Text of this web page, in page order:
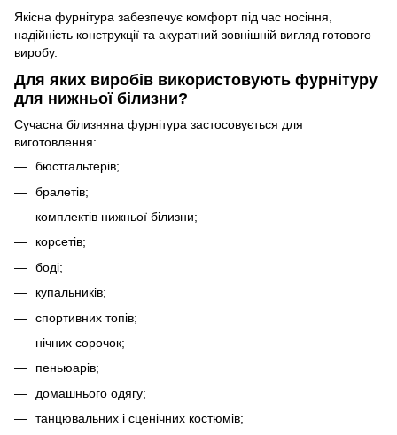
Якісна фурнітура забезпечує комфорт під час носіння,
надійність конструкції та акуратний зовнішній вигляд готового
виробу.
Для яких виробів використовують фурнітуру
для нижньої білизни?
Сучасна білизняна фурнітура застосовується для
виготовлення:
бюстгальтерів;
бралетів;
комплектів нижньої білизни;
корсетів;
боді;
купальників;
спортивних топів;
нічних сорочок;
пеньюарів;
домашнього одягу;
танцювальних і сценічних костюмів;